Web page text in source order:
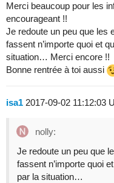
Merci beaucoup pour les
encourageant !!
Je redoute un peu que les
fassent n’importe quoi et
situation… Merci encore !!
Bonne rentrée à toi aussi
isa1 2017-09-02 11:12:03
nolly:
Je redoute un peu que
fassent n’importe quoi
par la situation…